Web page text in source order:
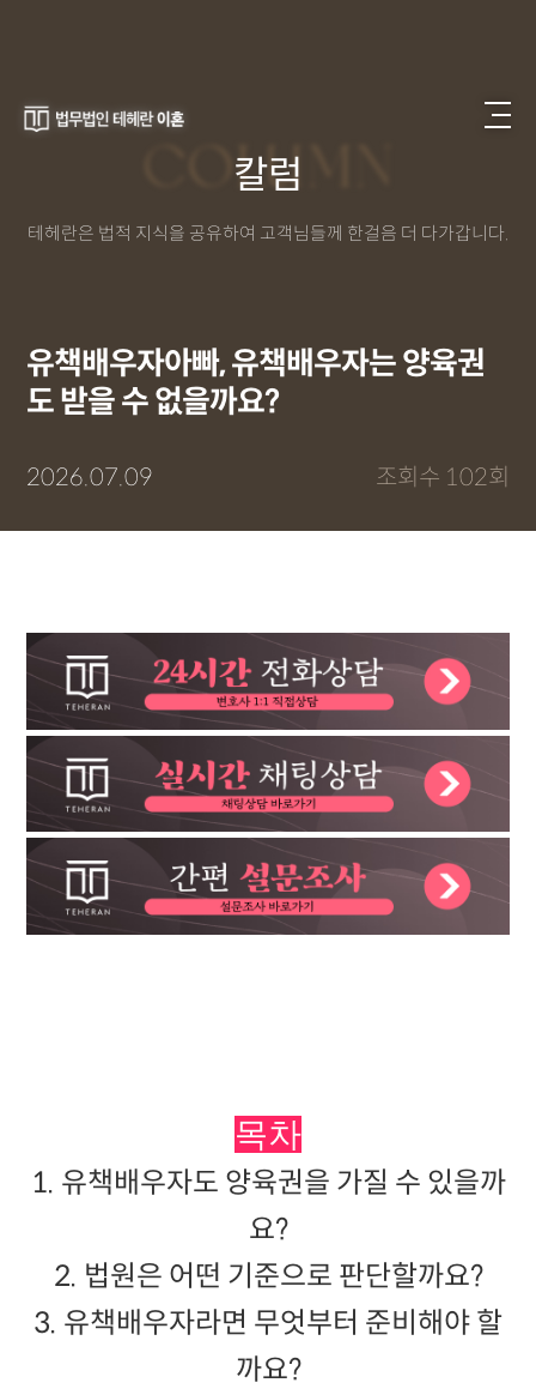
COLUMN
칼럼
테헤란은 법적 지식을 공유하여 고객님들께 한걸음 더 다가갑니다.
유책배우자아빠, 유책배우자는 양육권
도 받을 수 없을까요?
2026.07.09 조회수 102회
목차
1. 유책배우자도 양육권을 가질 수 있을까
요?
2. 법원은 어떤 기준으로 판단할까요?
3. 유책배우자라면 무엇부터 준비해야 할
까요?